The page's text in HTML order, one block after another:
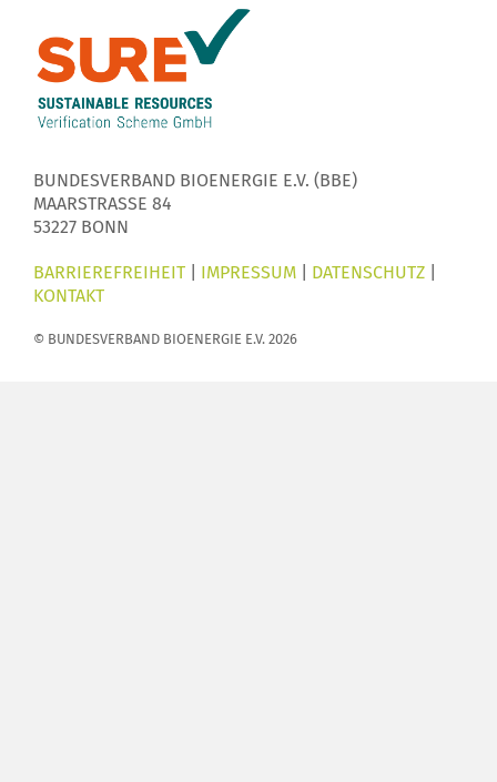
BUNDESVERBAND BIOENERGIE E.V. (BBE)
MAARSTRASSE 84
53227 BONN
BARRIEREFREIHEIT IMPRESSUM DATENSCHUTZ
KONTAKT
© BUNDESVERBAND BIOENERGIE E.V. 2026